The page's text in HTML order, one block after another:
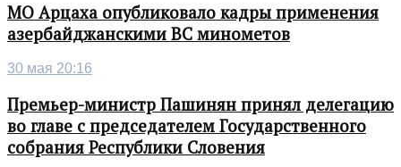
МО Арцаха опубликовало кадры применения
азербайджанскими ВС минометов
30 мая 20:16
Премьер-министр Пашинян принял делегацию
во главе с председателем Государственного
собрания Республики Словения